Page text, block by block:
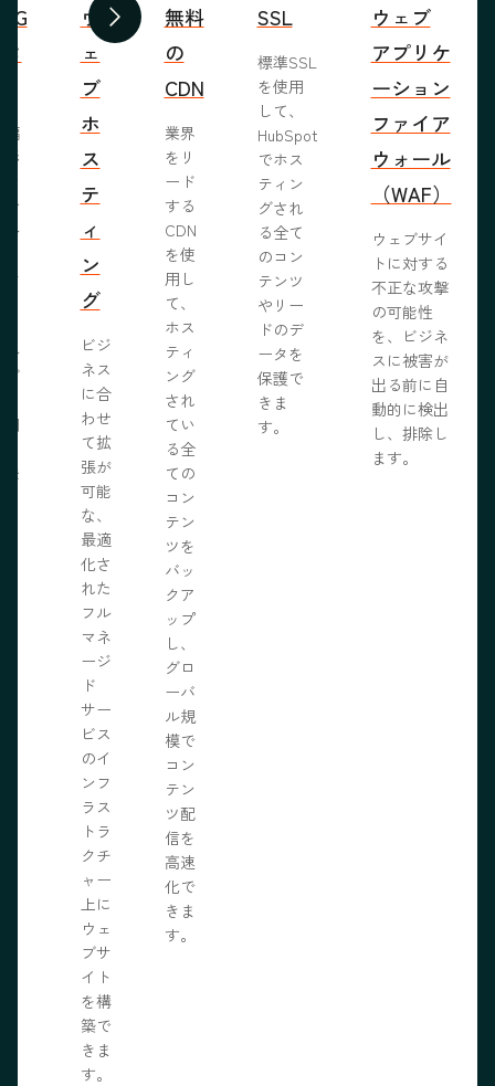
前へ 次へ
編
形
ル
ル
ブ
ウ
ェ
ブ
ホ
ス
テ
ィ
ン
グ
ビジ
ネス
に合
わせ
て拡
張が
可能
な、
最適
化さ
れた
フル
マネ
ージ
ド
サー
ビス
のイ
ンフ
ラス
トラ
クチ
ャー
上に
ウェ
ブサ
イト
を構
築で
きま
す。
無料
の
CDN
業界
をリ
ード
する
CDN
を使
用し
て、
ホス
ティ
ング
され
てい
る全
ての
コン
テン
ツを
バッ
クア
ップ
し、
グロ
ーバ
ル規
模で
コン
テン
ツ配
信を
高速
化で
きま
す。
SSL
標準SSL
を使用
して、
HubSpot
でホス
ティン
グされ
る全て
のコン
テンツ
やリー
ドのデ
ータを
保護で
きま
す。
ウェブ
アプリケ
ーション
ファイア
ウォール
（WAF）
ウェブサイ
トに対する
不正な攻撃
の可能性
を、ビジネ
スに被害が
出る前に自
動的に検出
し、排除し
ます。